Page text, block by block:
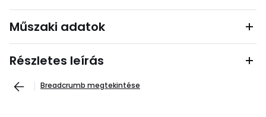
Műszaki adatok
Részletes leírás
Breadcrumb megtekintése